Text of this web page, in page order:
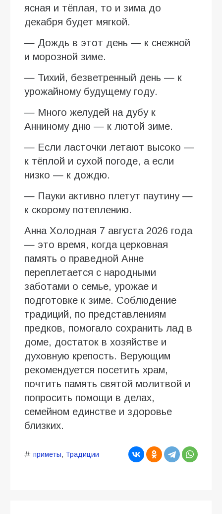
ясная и тёплая, то и зима до
декабря будет мягкой.
— Дождь в этот день — к снежной
и морозной зиме.
— Тихий, безветренный день — к
урожайному будущему году.
— Много желудей на дубу к
Анниному дню — к лютой зиме.
— Если ласточки летают высоко —
к тёплой и сухой погоде, а если
низко — к дождю.
— Пауки активно плетут паутину —
к скорому потеплению.
Анна Холодная 7 августа 2026 года
— это время, когда церковная
память о праведной Анне
переплетается с народными
заботами о семье, урожае и
подготовке к зиме. Соблюдение
традиций, по представлениям
предков, помогало сохранить лад в
доме, достаток в хозяйстве и
духовную крепость. Верующим
рекомендуется посетить храм,
почтить память святой молитвой и
попросить помощи в делах,
семейном единстве и здоровье
близких.
приметы, Традиции